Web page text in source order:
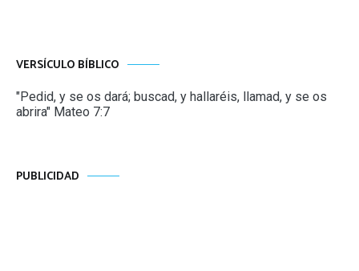
VERSÍCULO BÍBLICO
"Pedid, y se os dará; buscad, y hallaréis, llamad, y se os
abrira" Mateo 7:7
PUBLICIDAD